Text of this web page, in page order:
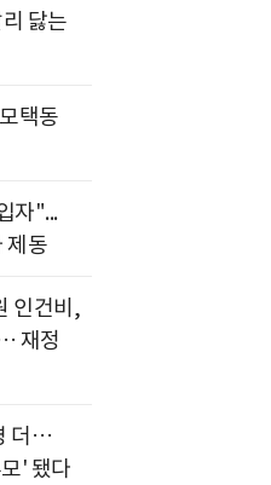
닳는
택동
자"...
제동
인건비,
재정
더…
' 됐다